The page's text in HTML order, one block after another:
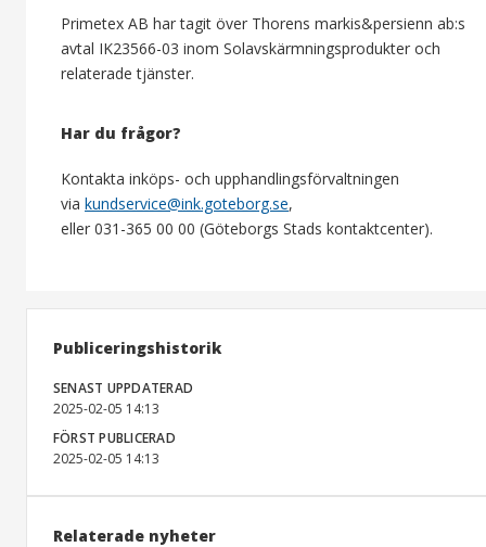
Primetex AB har tagit över Thorens markis&persienn ab:s
avtal IK23566-03 inom Solavskärmningsprodukter och
relaterade tjänster.
Har du frågor?
Kontakta inköps- och upphandlingsförvaltningen
via kundservice@ink.goteborg.se,
eller 031-365 00 00 (Göteborgs Stads kontaktcenter).
Publiceringshistorik
SENAST UPPDATERAD
2025-02-05 14:13
FÖRST PUBLICERAD
2025-02-05 14:13
Relaterade nyheter